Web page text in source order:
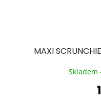
MAXI
Skladem